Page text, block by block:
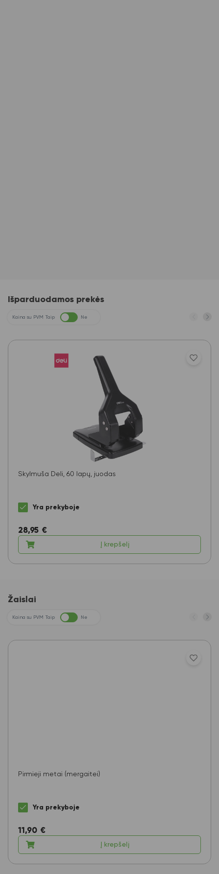
Išparduodamos prekės
Kaina su PVM Taip Ne
Skylmuša Deli, 60 lapų, juodas
Yra prekyboje
28,95 €
Į krepšelį
Žaislai
Kaina su PVM Taip Ne
Pirmieji metai (mergaitei)
Yra prekyboje
11,90 €
Į krepšelį